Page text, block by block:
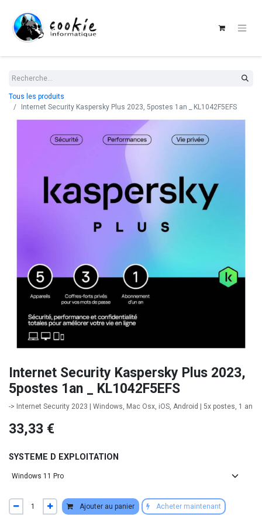
Tous les produits
Internet Security Kaspersky Plus 2023, 5postes 1an _ KL1042F5EFS
Internet Security Kaspersky Plus 2023,
5postes 1an _ KL1042F5EFS
-> Internet Security 2023 | Windows, Mac Osx, iOS, Android | 5x postes, 1 an
33,33 €
SYSTEME D EXPLOITATION
Ajouter au panier Acheter maintenant